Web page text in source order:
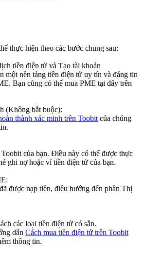
thực hiện theo các bước chung sau:
tiền điện tử và Tạo tài khoản
một nền tảng tiền điện tử uy tín và đáng tin
Bạn cũng có thể mua PME tại đây trên
(Không bắt buộc):
thành xác minh trên Toobit của chúng
của bạn. Điều này có thể được thực
ghi nợ hoặc ví tiền điện tử của bạn.
được nạp tiền, điều hướng đến phần Thị
các loại tiền điện tử có sẵn.
dẫn Cách mua tiền điện tử trên Toobit
thông tin.